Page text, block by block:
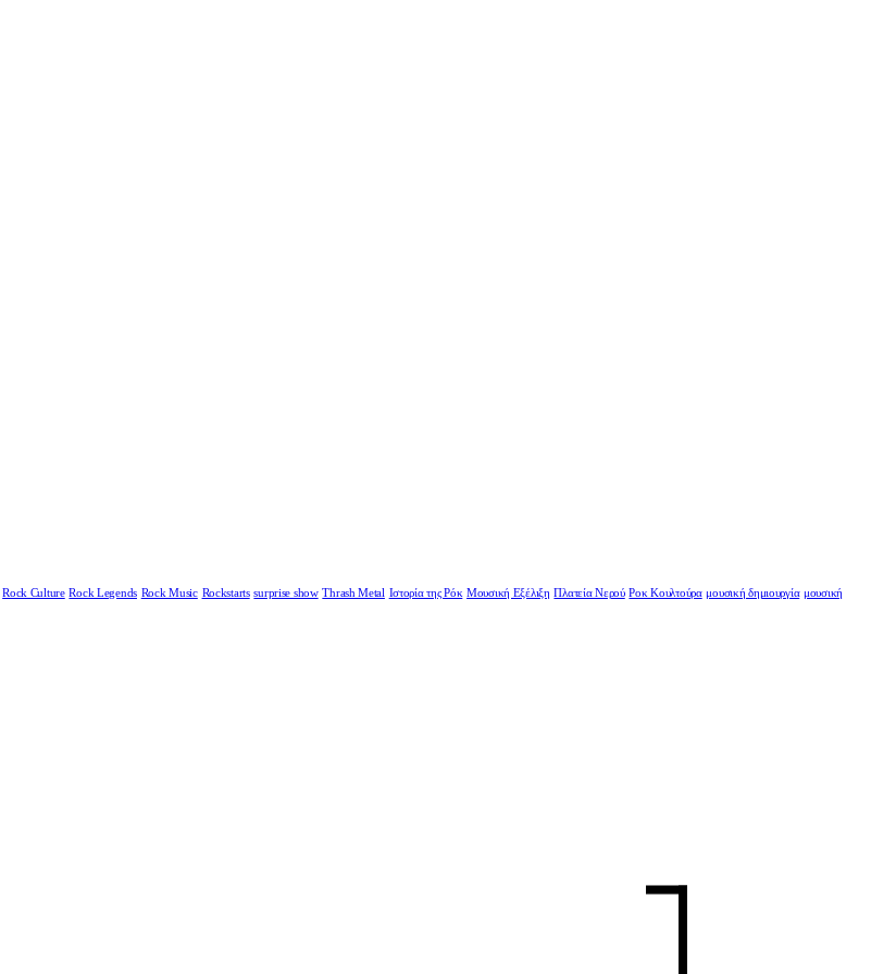
Rock Culture Rock Legends Rock Music Rockstarts surprise show Thrash Metal Ιστορία της Ρόκ Μουσική Εξέλιξη Πλατεία Νερού Ροκ Κουλτούρα μουσική δημιουργία μουσική